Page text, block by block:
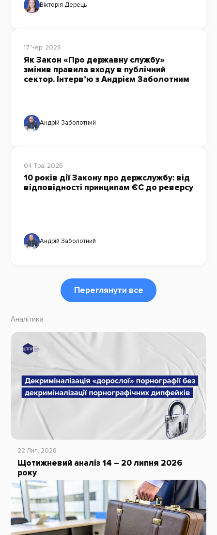
Вікторія Дерець
17 Чер, 2026
Як Закон «Про державну службу»
змінив правила входу в публічний
сектор. Інтерв’ю з Андрієм Заболотним
Андрій Заболотний
04 Тра, 2026
10 років дії Закону про держслужбу: від
відповідності принципам ЄС до реверсу
Андрій Заболотний
Переглянути все
Аналітика
22 Лип, 2026
Щотижневий аналіз 14 – 20 липня 2026
року